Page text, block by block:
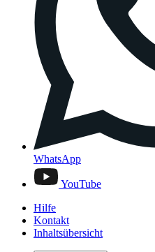
WhatsApp
YouTube
Hilfe
Kontakt
Inhaltsübersicht